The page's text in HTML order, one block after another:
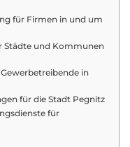
für Firmen in und um
Städte und Kommunen
in
für die Stadt Pegnitz
für